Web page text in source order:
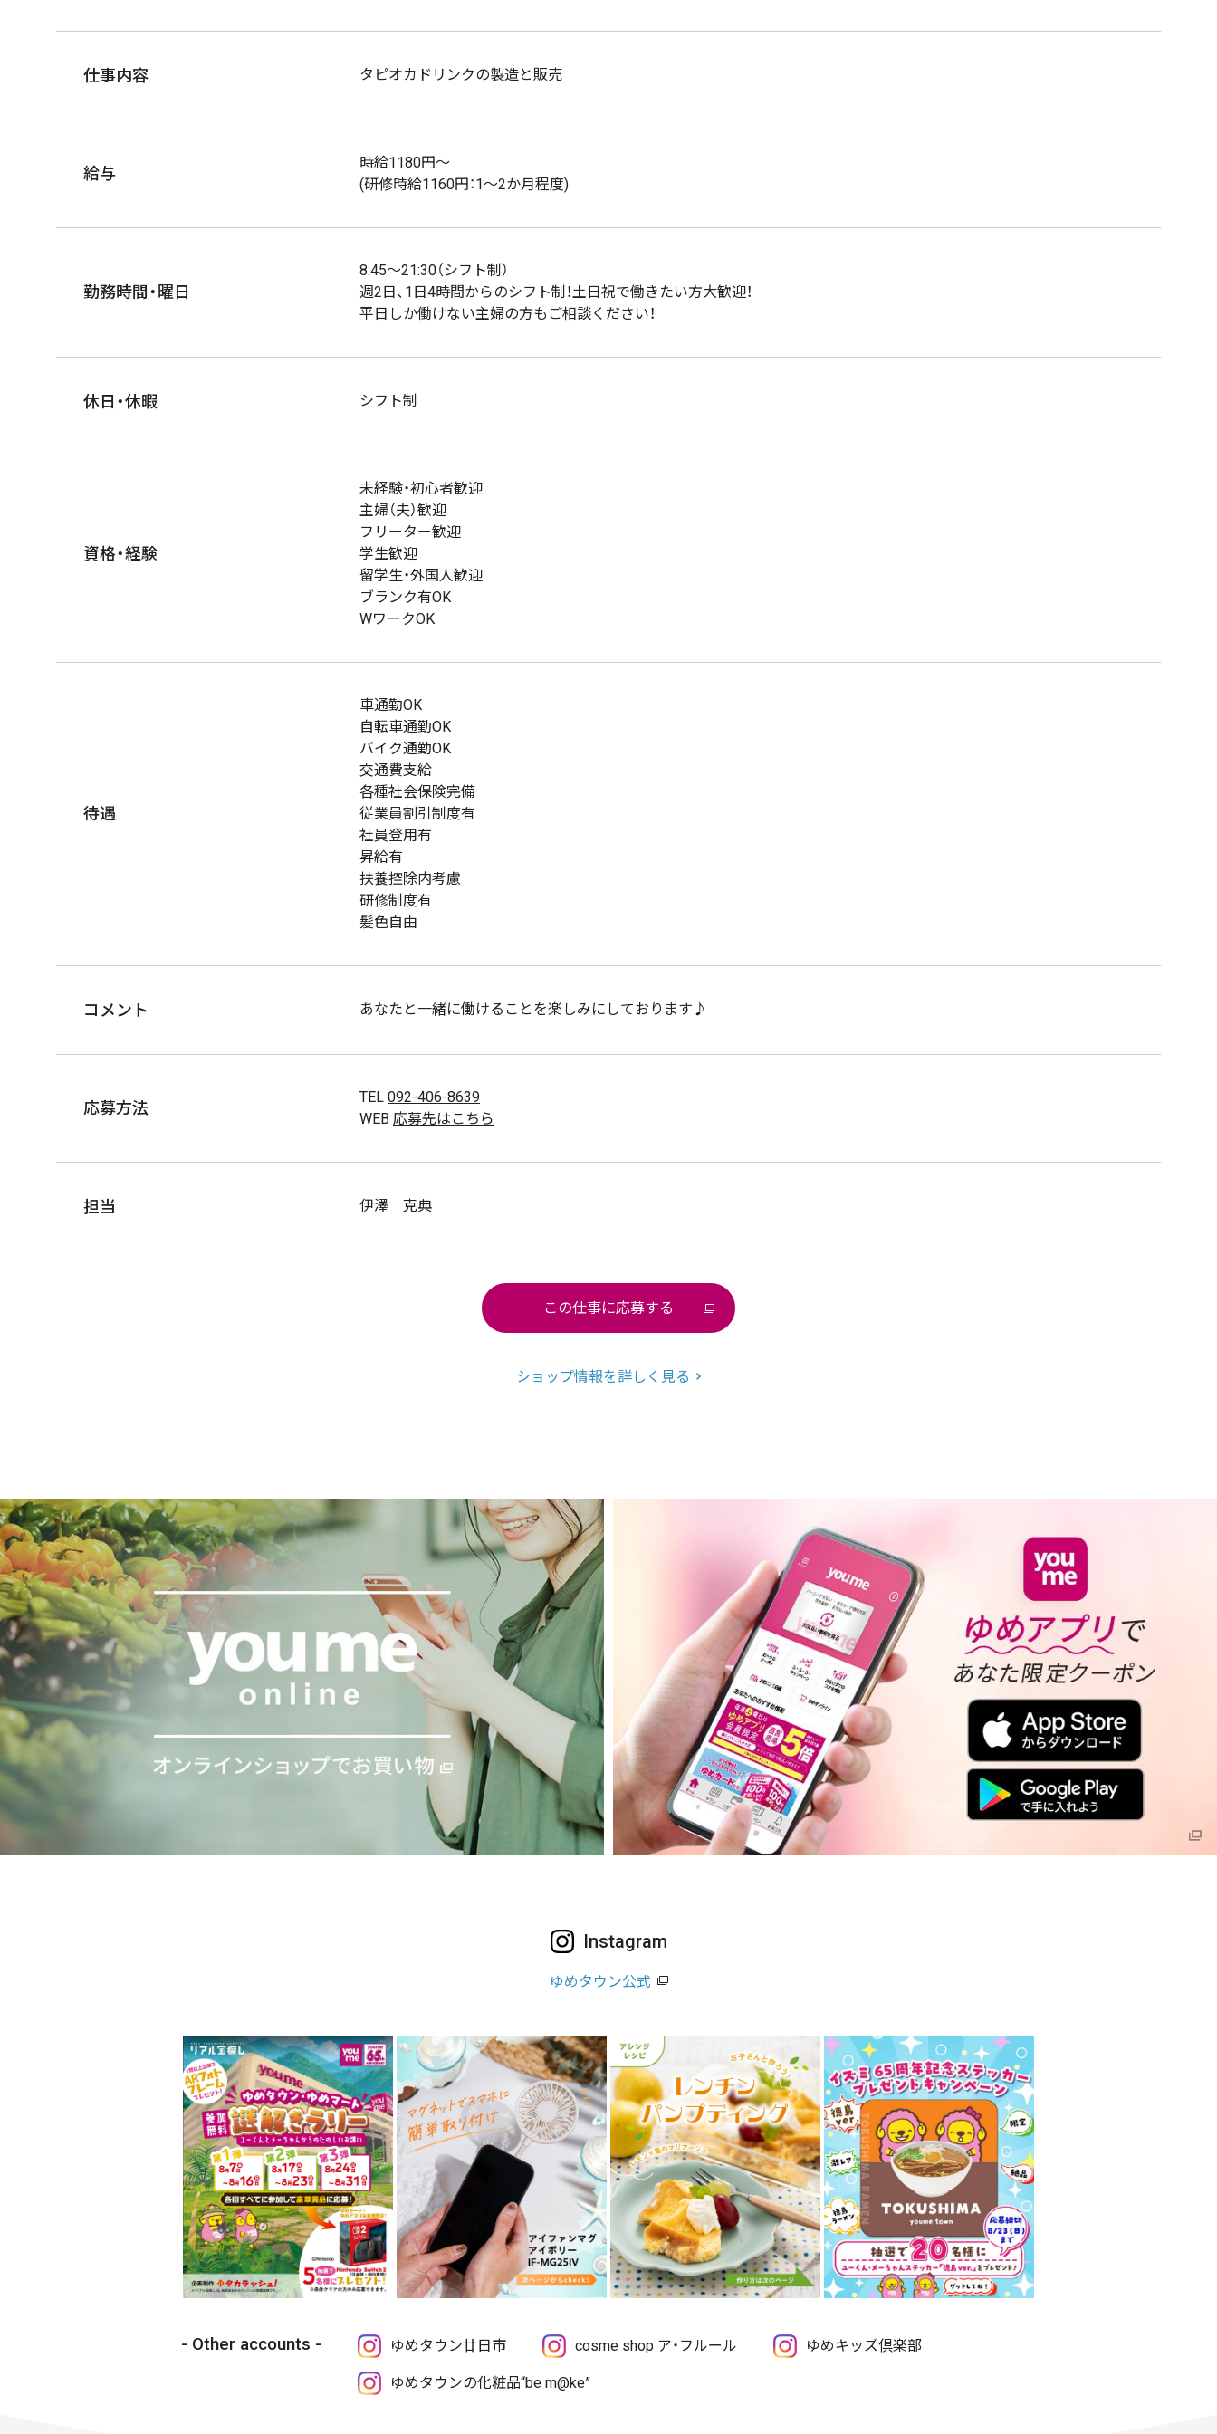
仕事内容 タピオカドリンクの製造と販売
給与
時給1180円～
(研修時給1160円：1～2か月程度)
勤務時間・曜日
8:45～21:30（シフト制）
週2日、1日4時間からのシフト制！土日祝で働きたい方大歓迎！
平日しか働けない主婦の方もご相談ください！
休日・休暇 シフト制
資格・経験
未経験・初心者歓迎
主婦（夫）歓迎
フリーター歓迎
学生歓迎
留学生・外国人歓迎
ブランク有OK
WワークOK
待遇
車通勤OK
自転車通勤OK
バイク通勤OK
交通費支給
各種社会保険完備
従業員割引制度有
社員登用有
昇給有
扶養控除内考慮
研修制度有
髪色自由
コメント あなたと一緒に働けることを楽しみにしております♪
応募方法
TEL 092-406-8639
WEB 応募先はこちら
担当 伊澤 克典
この仕事に応募する
ショップ情報を詳しく見る
Instagram
ゆめタウン公式
Other accounts ゆめタウン廿日市 cosme shop ア・フルール ゆめキッズ倶楽部
ゆめタウンの化粧品“be m@ke”